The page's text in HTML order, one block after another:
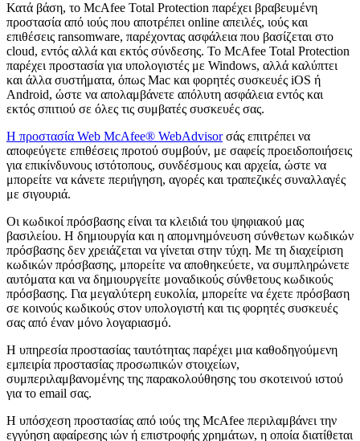
Κατά βάση, το McAfee Total Protection παρέχει βραβευμένη
προστασία από ιούς που αποτρέπει online απειλές, ιούς και
επιθέσεις ransomware, παρέχοντας ασφάλεια που βασίζεται στο
cloud, εντός αλλά και εκτός σύνδεσης. Το McAfee Total Protection
παρέχει προστασία για υπολογιστές με Windows, αλλά καλύπτει
και άλλα συστήματα, όπως Mac και φορητές συσκευές iOS ή
Android, ώστε να απολαμβάνετε απόλυτη ασφάλεια εντός και
εκτός σπιτιού σε όλες τις συμβατές συσκευές σας.
Η προστασία Web McAfee® WebAdvisorσάς επιτρέπει να
αποφεύγετε επιθέσεις προτού συμβούν, με σαφείς προειδοποιήσεις
για επικίνδυνους ιστότοπους, συνδέσμους και αρχεία, ώστε να
μπορείτε να κάνετε περιήγηση, αγορές και τραπεζικές συναλλαγές
με σιγουριά.
Οι κωδικοί πρόσβασης είναι τα κλειδιά του ψηφιακού μας
βασιλείου. Η δημιουργία και η απομνημόνευση σύνθετων κωδικών
πρόσβασης δεν χρειάζεται να γίνεται στην τύχη. Με τη διαχείριση
κωδικών πρόσβασης, μπορείτε να αποθηκεύετε, να συμπληρώνετε
αυτόματα και να δημιουργείτε μοναδικούς σύνθετους κωδικούς
πρόσβασης. Για μεγαλύτερη ευκολία, μπορείτε να έχετε πρόσβαση
σε κοινούς κωδικούς στον υπολογιστή και τις φορητές συσκευές
σας από έναν μόνο λογαριασμό.
Η υπηρεσία προστασίας ταυτότητας παρέχει μια καθοδηγούμενη
εμπειρία προστασίας προσωπικών στοιχείων,
συμπεριλαμβανομένης της παρακολούθησης του σκοτεινού ιστού
για το email σας.
Η υπόσχεση προστασίας από ιούς της McAfee περιλαμβάνει την
εγγύηση αφαίρεσης ιών ή επιστροφής χρημάτων, η οποία διατίθεται